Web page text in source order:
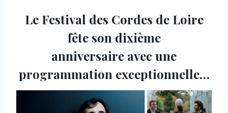
Le Festival des Cordes de Loire
fête son dixième
anniversaire avec une
programmation exceptionnelle…